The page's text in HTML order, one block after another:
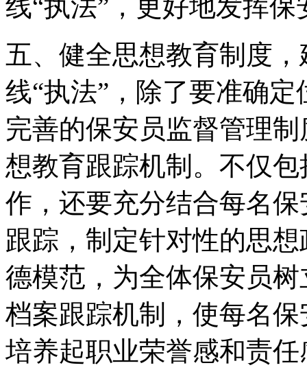
线“执法”，更好地发挥
五、健全思想教育制度
线“执法”，除了要准确
完善的保安员监督管理
想教育跟踪机制。不仅
作，还要充分结合每名
跟踪，制定针对性的思
德模范，为全体保安员
档案跟踪机制，使每名
培养起职业荣誉感和责